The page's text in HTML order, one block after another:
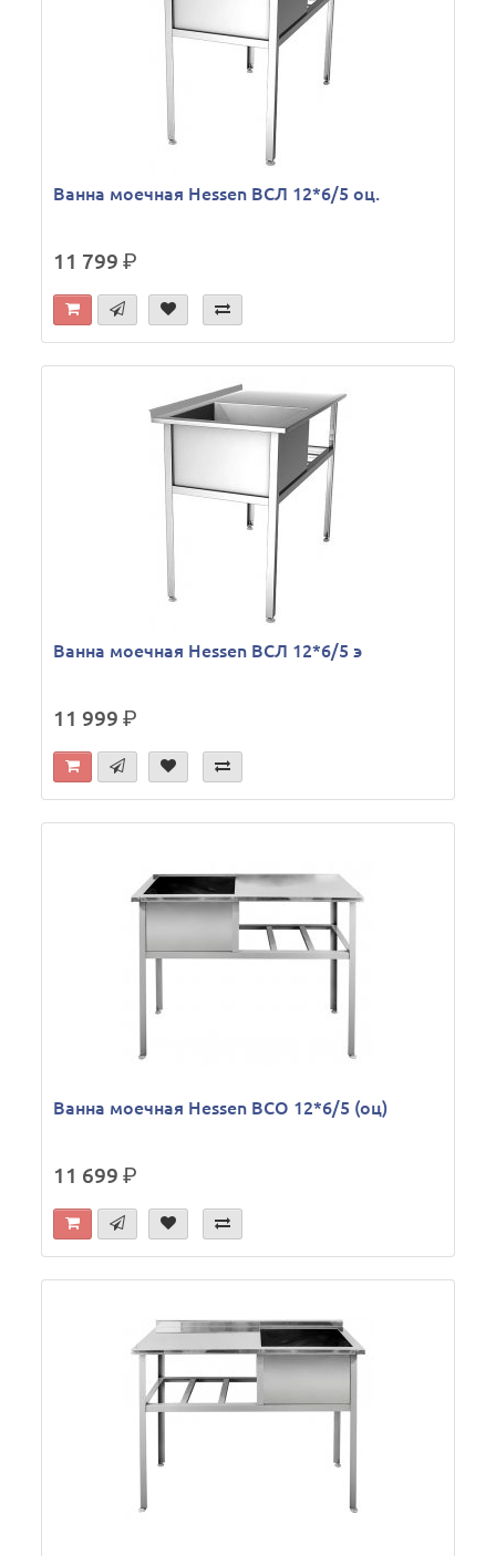
Ванна моечная Hessen ВСЛ 12*6/5 оц.
11 799р.
Ванна моечная Hessen ВСЛ 12*6/5 э
11 999р.
Ванна моечная Hessen ВСО 12*6/5 (оц)
11 699р.